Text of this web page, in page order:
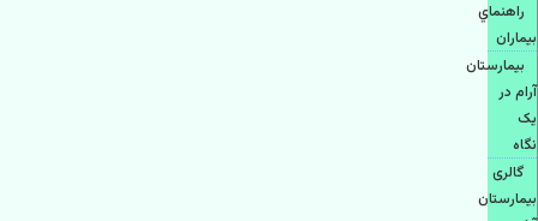
راهنماي
بیماران
بیمارستان
آرام در
یک
نگاه
گالری
بیمارستان